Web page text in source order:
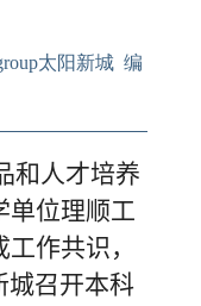
太阳新城 编
和人才培养
单位理顺工
作共识，
城召开本科